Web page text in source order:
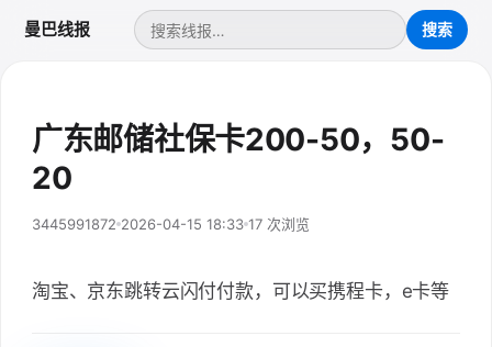
曼巴线报
广东邮储社保卡200-50，50-
20
3445991872 2026-04-15 18:33 17 次浏览
淘宝、京东跳转云闪付付款，可以买携程卡，e卡等